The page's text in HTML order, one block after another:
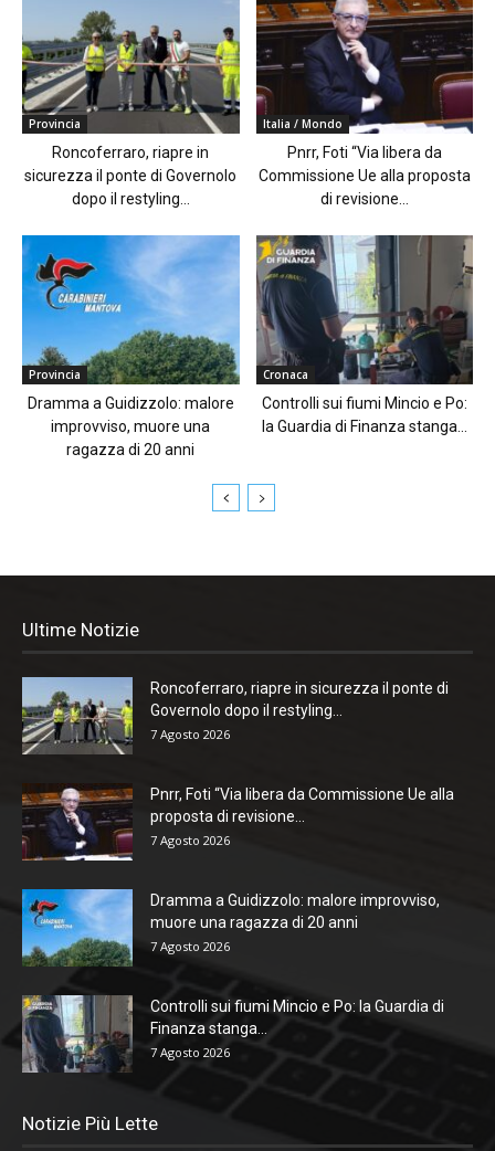
Provincia
Roncoferraro, riapre in
sicurezza il ponte di Governolo
dopo il restyling...
Italia / Mondo
Pnrr, Foti “Via libera da
Commissione Ue alla proposta
di revisione...
Provincia
Dramma a Guidizzolo: malore
improvviso, muore una
ragazza di 20 anni
Cronaca
Controlli sui fiumi Mincio e Po:
la Guardia di Finanza stanga...
Ultime Notizie
Roncoferraro, riapre in sicurezza il ponte di
Governolo dopo il restyling...
7 Agosto 2026
Pnrr, Foti “Via libera da Commissione Ue alla
proposta di revisione...
7 Agosto 2026
Dramma a Guidizzolo: malore improvviso,
muore una ragazza di 20 anni
7 Agosto 2026
Controlli sui fiumi Mincio e Po: la Guardia di
Finanza stanga...
7 Agosto 2026
Notizie Più Lette